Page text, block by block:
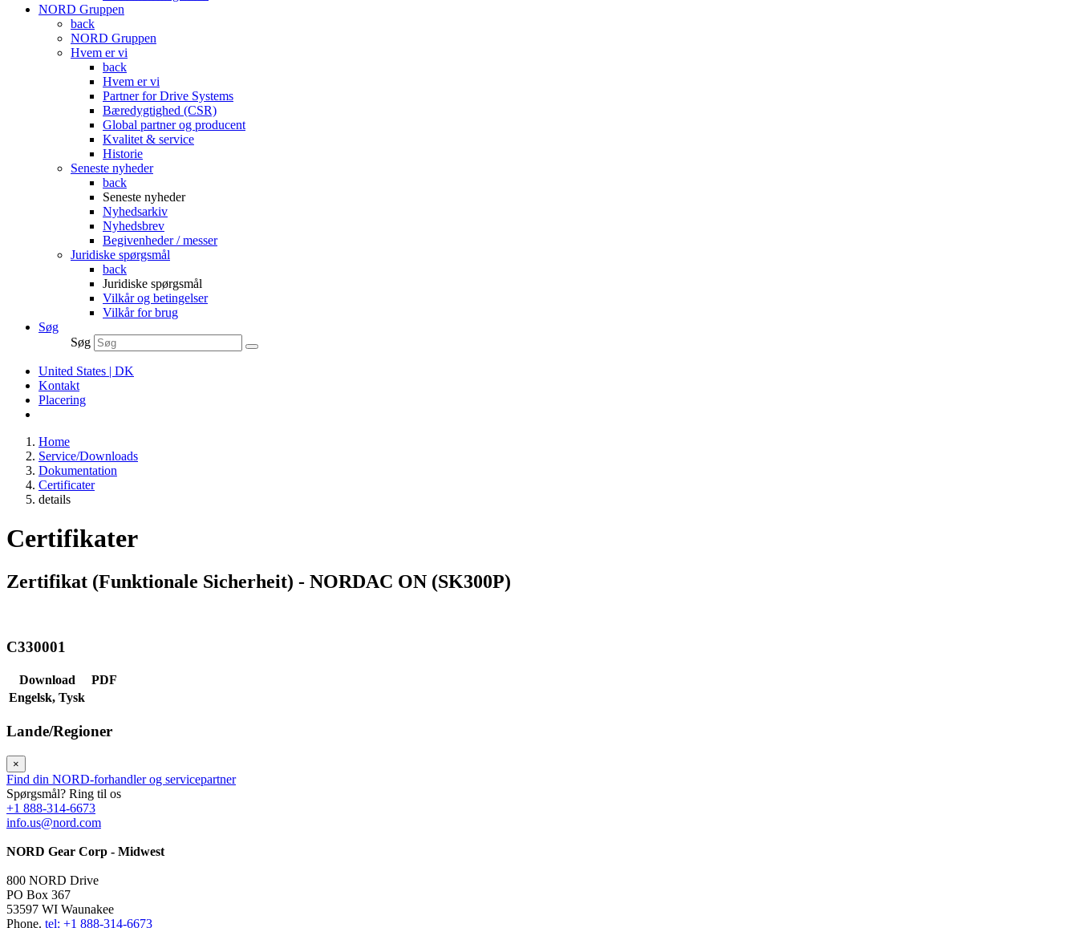
NORD Gruppen
back
NORD Gruppen
Hvem er vi
back
Hvem er vi
Partner for Drive Systems
Bæredygtighed (CSR)
Global partner og producent
Kvalitet & service
Historie
Seneste nyheder
back
Seneste nyheder
Nyhedsarkiv
Nyhedsbrev
Begivenheder / messer
Juridiske spørgsmål
back
Juridiske spørgsmål
Vilkår og betingelser
Vilkår for brug
Søg
Søg
United States | DK
Kontakt
Placering
Home
Service/Downloads
Dokumentation
Certificater
details
Certifikater
Zertifikat (Funktionale Sicherheit) - NORDAC ON (SK300P)
C330001
Download
PDF
Engelsk, Tysk
Lande/Regioner
×
Find din NORD-forhandler og servicepartner
Spørgsmål? Ring til os
+1 888-314-6673
info.us@nord.com
NORD Gear Corp - Midwest
800 NORD Drive
PO Box 367
53597 WI Waunakee
Phone. tel: +1 888-314-6673